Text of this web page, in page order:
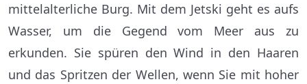
mittelalterliche Burg. Mit dem Jetski geht es aufs
Wasser, um die Gegend vom Meer aus zu
erkunden. Sie spüren den Wind in den Haaren
und das Spritzen der Wellen, wenn Sie mit hoher